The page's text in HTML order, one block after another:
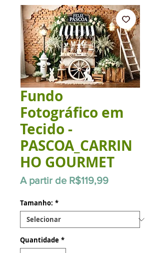
Fundo
Fotográfico em
Tecido -
PASCOA_CARRIN
HO GOURMET
A partir de R$119,99Preço
Tamanho: *
Quantidade *